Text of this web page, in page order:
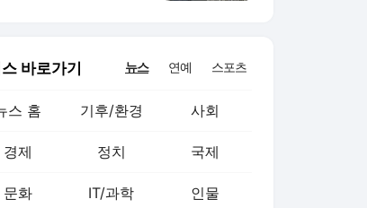
바로가기 뉴스 연예 스포츠
스 홈 기후/환경 사회
경제 정치 국제
문화 IT/과학 인물